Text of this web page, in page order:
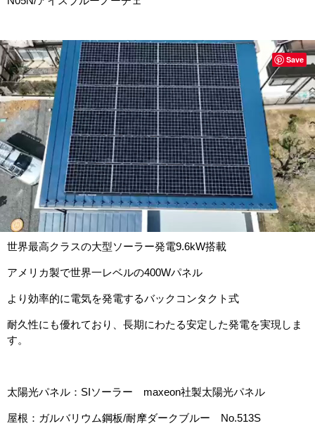
世界最高クラスの大型ソーラー発電9.6kW搭載
アメリカ製で世界一レベルの400Wパネル
より効率的に電気を発電するバックコンタクト式
耐久性にも優れており、⻑期にわたる安定した発電を実現しま
す。
太陽光パネル：SIソーラー maxeon社製太陽光パネル
屋根：ガルバリウム鋼板/耐摩ダークブルー No.513S
Save